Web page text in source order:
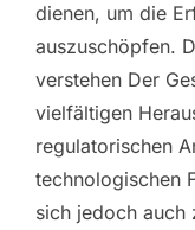
dienen, um die
auszuschöpfen.
verstehen Der
vielfältigen
regulatorischen
technologischen
sich jedoch auch